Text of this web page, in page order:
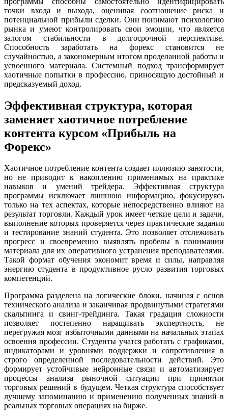
точки входа и выхода, оценивая соотношение риска и
потенциальной прибыли сделки. Они понимают психологию
рынка и умеют контролировать свои эмоции, что является
залогом стабильности в долгосрочной перспективе.
Способность заработать на форекс становится не
случайностью, а закономерным итогом проделанной работы и
усвоенного материала. Системный подход трансформирует
хаотичные попытки в профессию, приносящую достойный и
предсказуемый доход.
Эффективная структура, которая
заменяет хаотичное потребление
контента курсом «Прибыль на
Форекс»
Хаотичное потребление контента создает иллюзию занятости,
но не приводит к накоплению применимых на практике
навыков и умений трейдера. Эффективная структура
программы исключает лишнюю информацию, фокусируясь
только на тех аспектах, которые непосредственно влияют на
результат торговли. Каждый урок имеет четкие цели и задачи,
выполнение которых проверяется через практические задания
и тестирование знаний студента. Это позволяет отслеживать
прогресс и своевременно выявлять пробелы в понимании
материала для их оперативного устранения преподавателями.
Такой формат обучения экономит время и силы, направляя
энергию студента в продуктивное русло развития торговых
компетенций.
Программа разделена на логические блоки, начиная с основ
технического анализа и заканчивая продвинутыми стратегями
скальпинга и свинг-трейдинга. Такая градация сложности
позволяет постепенно наращивать экспертность, не
перегружая мозг избыточными данными на начальных этапах
освоения профессии. Студенты учатся работать с графиками,
индикаторами и уровнями поддержки и сопротивления в
строго определенной последовательности действий. Это
формирует устойчивые нейронные связи и автоматизирует
процессы анализа рыночной ситуации при принятии
торговых решений в будущем. Четкая структура способствует
лучшему запоминанию и применению полученных знаний в
реальных торговых операциях на бирже.